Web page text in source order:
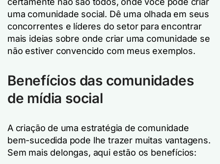
uma comunidade social. Dê uma olhada em seus
concorrentes e líderes do setor para encontrar
mais ideias sobre onde criar uma comunidade se
não estiver convencido com meus exemplos.
Benefícios das comunidades
de mídia social
A criação de uma estratégia de comunidade
bem-sucedida pode lhe trazer muitas vantagens.
Sem mais delongas, aqui estão os benefícios: